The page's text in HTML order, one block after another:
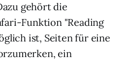
gehört die
Funktion "Reading
ist, Seiten für eine
ein